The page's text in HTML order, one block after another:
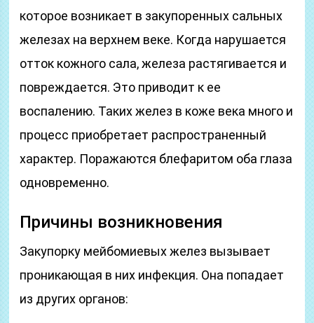
которое возникает в закупоренных сальных
железах на верхнем веке. Когда нарушается
отток кожного сала, железа растягивается и
повреждается. Это приводит к ее
воспалению. Таких желез в коже века много и
процесс приобретает распространенный
характер. Поражаются блефаритом оба глаза
одновременно.
Причины возникновения
Закупорку мейбомиевых желез вызывает
проникающая в них инфекция. Она попадает
из других органов: